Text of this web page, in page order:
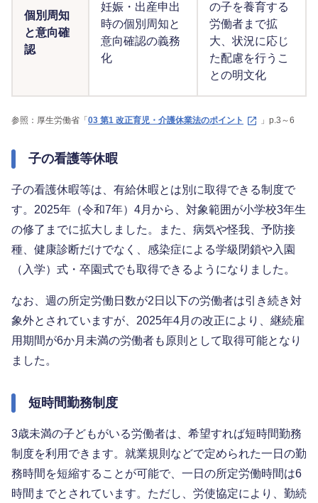
個別周知
と意向確
認
妊娠・出産申出
時の個別周知と
意向確認の義務
化
の子を養育する
労働者まで拡
大、状況に応じ
た配慮を行うこ
との明文化
参照：厚生労働省「 03 第1 改正育児・介護休業法のポイント 」p.3～6
子の看護等休暇
子の看護休暇等は、有給休暇とは別に取得できる制度で
す。2025年（令和7年）4月から、対象範囲が小学校3年生
の修了までに拡大しました。また、病気や怪我、予防接
種、健康診断だけでなく、感染症による学級閉鎖や入園
（入学）式・卒園式でも取得できるようになりました。
なお、週の所定労働日数が2日以下の労働者は引き続き対
象外とされていますが、2025年4月の改正により、継続雇
用期間が6か月未満の労働者も原則として取得可能となり
ました。
短時間勤務制度
3歳未満の子どもがいる労働者は、希望すれば短時間勤務
制度を利用できます。就業規則などで定められた一日の勤
務時間を短縮することが可能で、一日の所定労働時間は6
時間までとされています。ただし、労使協定により、勤続